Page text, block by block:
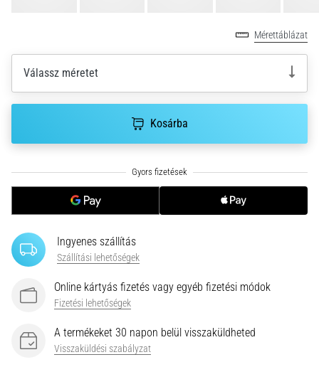
2026.08.06.
•
11 perces olvasási idő
Okok,
megelőzés
A
futótérd,
más
néven
iliotibiális
szindróma
Mérettáblázat
Válassz méretet
Kosárba
Ingyenes szállítás
Szállítási lehetőségek
Online kártyás fizetés vagy egyéb fizetési módok
Fizetési lehetőségek
A termékeket 30 napon belül visszaküldheted
Visszaküldési szabályzat